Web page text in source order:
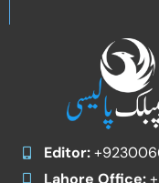
Editor:
Lahore Office: